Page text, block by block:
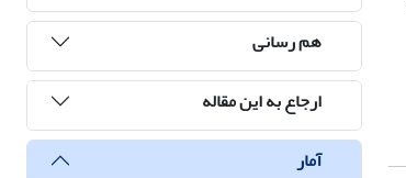
هم رسانی
ارجاع به این مقاله
آمار